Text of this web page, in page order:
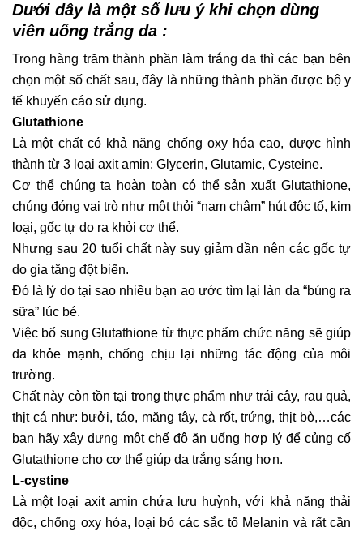
Dưới dây là một số lưu ý khi chọn dùng
viên uống trắng da :
Trong hàng trăm thành phần làm trắng da thì các bạn bên
chọn một số chất sau, đây là những thành phần được bộ y
tế khuyến cáo sử dụng.
Glutathione
Là một chất có khả năng chống oxy hóa cao, được hình
thành từ 3 loại axit amin: Glycerin, Glutamic, Cysteine.
Cơ thể chúng ta hoàn toàn có thể sản xuất Glutathione,
chúng đóng vai trò như một thỏi “nam châm” hút độc tố, kim
loại, gốc tự do ra khỏi cơ thể.
Nhưng sau 20 tuổi chất này suy giảm dần nên các gốc tự
do gia tăng đột biến.
Đó là lý do tại sao nhiều bạn ao ước tìm lại làn da “búng ra
sữa” lúc bé.
Việc bổ sung Glutathione từ thực phẩm chức năng sẽ giúp
da khỏe mạnh, chống chịu lại những tác động của môi
trường.
Chất này còn tồn tại trong thực phẩm như trái cây, rau quả,
thịt cá như: bưởi, táo, măng tây, cà rốt, trứng, thịt bò,…các
bạn hãy xây dựng một chế độ ăn uống hợp lý để củng cố
Glutathione cho cơ thể giúp da trắng sáng hơn.
L-cystine
Là một loại axit amin chứa lưu huỳnh, với khả năng thải
độc, chống oxy hóa, loại bỏ các sắc tố Melanin và rất cần